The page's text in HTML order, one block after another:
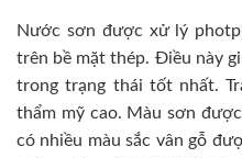
Nước sơn được xử lý
trên bề mặt thép. Điều này
trong trạng thái tốt nhất.
thẩm mỹ cao. Màu sơn
có nhiều màu sắc vân gỗ